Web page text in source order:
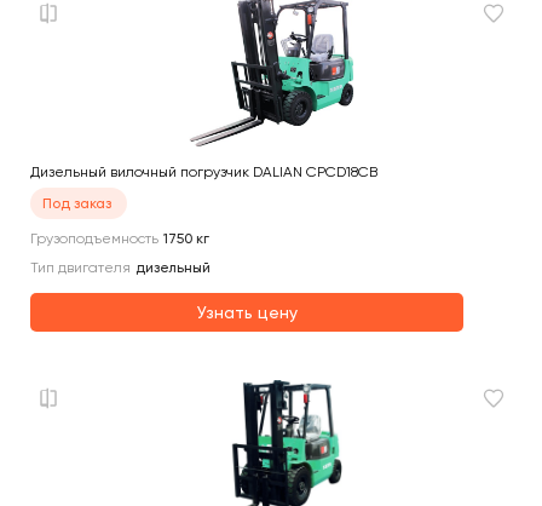
Дизельный вилочный погрузчик DALIAN CPCD18CB
Под заказ
Грузоподъемность 1750 кг
Тип двигателя дизельный
Узнать цену